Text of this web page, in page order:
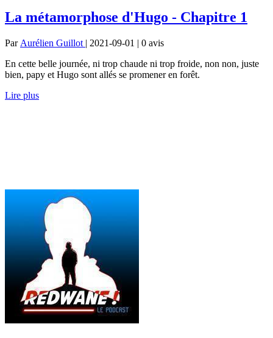
La métamorphose d'Hugo - Chapitre 1
Par Aurélien Guillot | 2021-09-01 | 0 avis
En cette belle journée, ni trop chaude ni trop froide, non non, juste
bien, papy et Hugo sont allés se promener en forêt.
Lire plus